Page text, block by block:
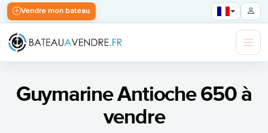
Vendre mon bateau
Guymarine Antioche 650 à
vendre